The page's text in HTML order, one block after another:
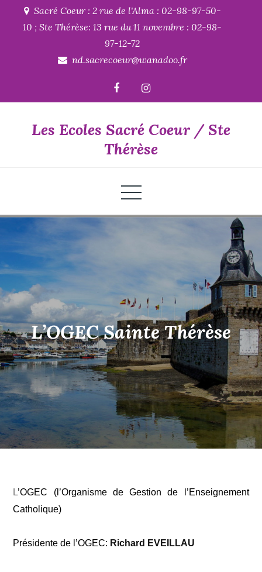
Sacré Coeur : 2 rue de l'Alma : 02-98-97-50-
10 ; Ste Thérèse: 13 rue du 11 novembre : 02-98-
97-12-72
nd.sacrecoeur@wanadoo.fr
Les Ecoles Sacré Coeur / Ste
Thérèse
L’OGEC Sainte Thérèse
L’OGEC (l’Organisme de Gestion de l’Enseignement
Catholique)
Présidente de l’OGEC: Richard EVEILLAU